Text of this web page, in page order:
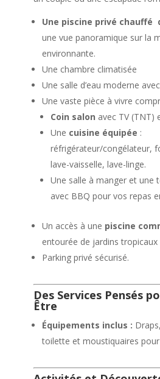
Une piscine privé chauffé
une vue panoramique sur la
environnante.
Une chambre climatisée
Une salle d’eau moderne
Une vaste pièce à vivre
Coin salon avec TV (TNT)
Une cuisine équipée :
réfrigérateur/congélateur,
lave-vaisselle, lave-linge.
Une salle à manger et une
avec BBQ pour vos repas
Un accès à une piscine
entourée de jardins tropicaux
Parking privé sécurisé.
Des Services Pensés
Être
Équipements inclus :
toilette et moustiquaires